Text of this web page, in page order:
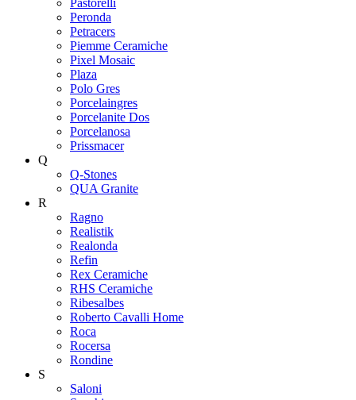
Peronda
Petracers
Piemme Ceramiche
Pixel Mosaic
Plaza
Polo Gres
Porcelaingres
Porcelanite Dos
Porcelanosa
Prissmacer
Q
Q-Stones
QUA Granite
R
Ragno
Realistik
Realonda
Refin
Rex Ceramiche
RHS Ceramiche
Ribesalbes
Roberto Cavalli Home
Roca
Rocersa
Rondine
S
Saloni